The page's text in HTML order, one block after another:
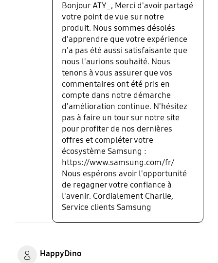
Bonjour ATY_, Merci d'avoir partagé
votre point de vue sur notre
produit. Nous sommes désolés
d'apprendre que votre expérience
n'a pas été aussi satisfaisante que
nous l'aurions souhaité. Nous
tenons à vous assurer que vos
commentaires ont été pris en
compte dans notre démarche
d'amélioration continue. N'hésitez
pas à faire un tour sur notre site
pour profiter de nos dernières
offres et compléter votre
écosystème Samsung :
https://www.samsung.com/fr/
Nous espérons avoir l'opportunité
de regagner votre confiance à
l'avenir. Cordialement Charlie,
Service clients Samsung
HappyDino